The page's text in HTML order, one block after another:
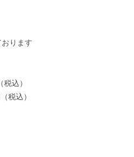
ります
込）
税込）